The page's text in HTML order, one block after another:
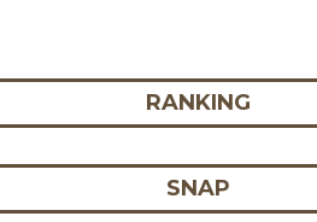
RANKING
SNAP